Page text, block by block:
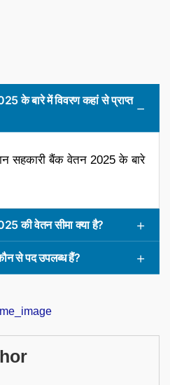
के बारे में विवरण कहां से प्राप्त
सहकारी बैंक वेतन 2025 के बारे
की वेतन सीमा क्या है?
से पद उपलब्ध हैं?